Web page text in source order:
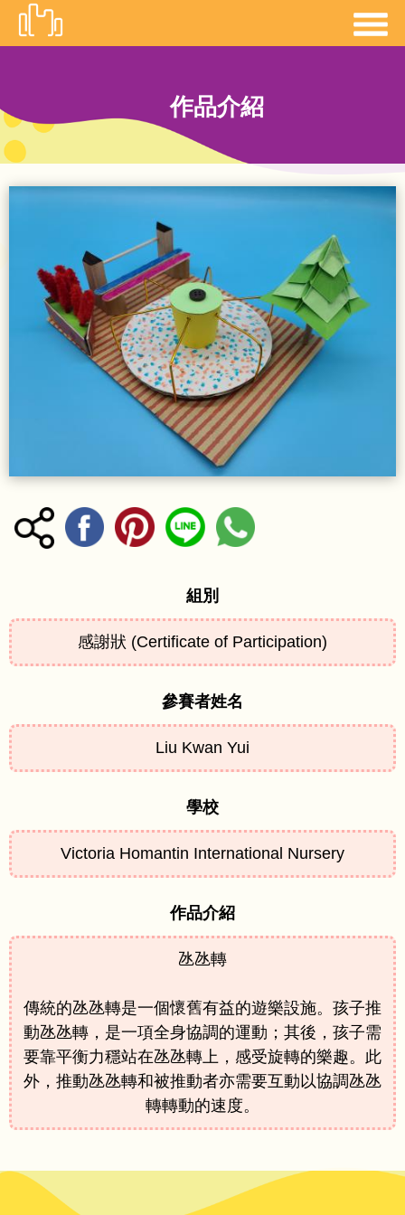
作品介紹
組別
感謝狀 (Certificate of Participation)
參賽者姓名
Liu Kwan Yui
學校
Victoria Homantin International Nursery
作品介紹
氹氹轉
傳統的氹氹轉是一個懷舊有益的遊樂設施。孩子推
動氹氹轉，是一項全身協調的運動；其後，孩子需
要靠平衡力穩站在氹氹轉上，感受旋轉的樂趣。此
外，推動氹氹轉和被推動者亦需要互動以協調氹氹
轉轉動的速度。